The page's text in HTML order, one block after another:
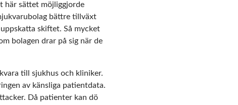
här sättet möjliggjorde
bättre tillväxt
skiftet. Så mycket
bolagen drar på sig när de
till sjukhus och kliniker.
av känsliga patientdata.
Då patienter kan dö